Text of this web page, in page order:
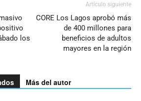
los
Artículo siguiente
CORE Los Lagos aprobó más
de 400 millones para
beneficios de adultos
mayores en la región
Más del autor